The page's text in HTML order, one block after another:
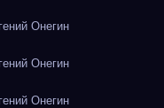
Онегин
Онегин
Онегин